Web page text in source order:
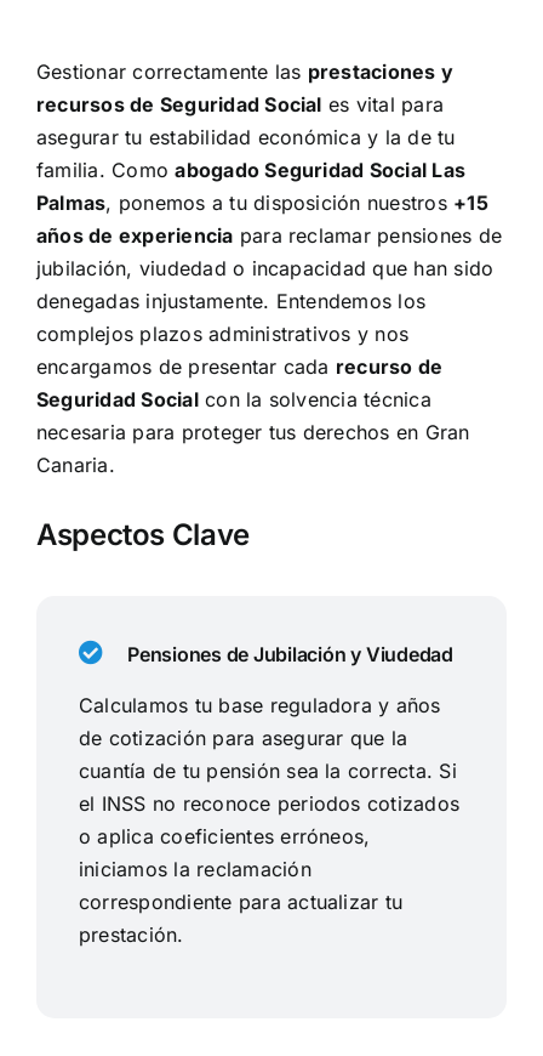
Gestionar correctamente las prestaciones y
recursos de Seguridad Social es vital para
asegurar tu estabilidad económica y la de tu
familia. Comoabogado Seguridad Social Las
Palmas, ponemos a tu disposición nuestros +15
años de experiencia para reclamar pensiones de
jubilación, viudedad o incapacidad que han sido
denegadas injustamente. Entendemos los
complejos plazos administrativos y nos
encargamos de presentar cada recurso de
Seguridad Socialcon la solvencia técnica
necesaria para proteger tus derechos en Gran
Canaria.
Aspectos Clave
Pensiones de Jubilación y Viudedad
Calculamos tu base reguladora y años
de cotización para asegurar que la
cuantía de tu pensión sea la correcta. Si
el INSS no reconoce periodos cotizados
o aplica coeficientes erróneos,
iniciamos la reclamación
correspondiente para actualizar tu
prestación.